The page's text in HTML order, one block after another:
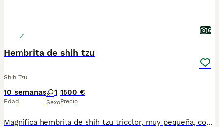
6
Hembrita de shih tzu
Shih Tzu
10 semanas
Edad
1
Sexo
1500 €
Precio
Magnífica hembrita de shih tzu tricolor, muy pequeña, con mucho pelo y muy chata. Criada en ambiente familiar y sociabilizada. Se entrega con vacunas al día, chip y pasaporte, garantía, pedigree, certificado veterinario y desparasitada. Muy cariñosa. Posibilidad de entrega en tu casa. Pequeña en tamaño, enorme en amor. Una shih tzu lista para llenar tu hogar de felicidad.